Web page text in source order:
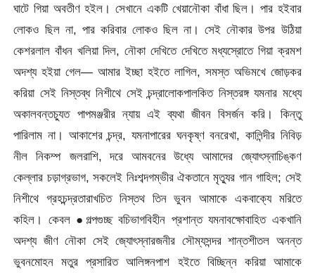
ঘাটে গিয়া অবতীণ হইল। সেখানে একটি খেয়ানৌকা বাঁধা ছিল। পার হইবার
লোকও ছিল না, পার করিবার লোকও ছিল না। সেই নৌকার উপর উঠিয়া
কেশরলাল বাঁধন খলিয়া দিল, নৌকা দেখিতে দেখিতে মধ্যস্রোতে গিয়া ক্রমশ
অদশ্য হইয়া গেল— আমার ইচ্ছা হইতে লাগিল, সমস্ত অভিমখে জোড়কর
করিয়া সেই নিস্তব্ধ নিশীথে সেই চন্দ্রালোকপালকিত নিস্তরঙ্গ যমনার মধ্যে
অকালবন্তচু্যত পাপমঞ্জরীর ন্যায় এই ব্যথা জীবন বিসর্জন করি। কিন্তু
পারিলাম না। আকাশের চন্দ্র, যমনাপারের ঘনকৃষ্ণ বনরেখা, কালিন্দীর নিবিড়
নীল নিকম্প জলরাশি, দরে আমবনের উধ্যে আমাদের জ্যোৎস্নাচিঙ্কণ
কেল্লার চড়াগ্রভাগ, সকলেই নিঃশব্দগম্ভীর ঐকতানে মৃত্যুর গান গাহিল; সেই
নিশীথে গ্রহচন্দ্রতারাখচিত নিস্তথ তিন ভুবন আমাকে একবাক্যে মরিতে
কহিল। কেবল ●গল্পগুচ্ছ বচিভাগবিহীন প্রশান্ত যমনাবক্ষোবাহিত একখানি
অদশ্য জীণ নৌকা সেই জ্যোৎস্নারজনীর সৌম্যসন্দর শান্তশীতল অনন্ত
ভুবনমোহন মতুর প্রসারিত আলিঙ্গনপাশ হইতে বিচ্ছিন্ন করিয়া আমাকে